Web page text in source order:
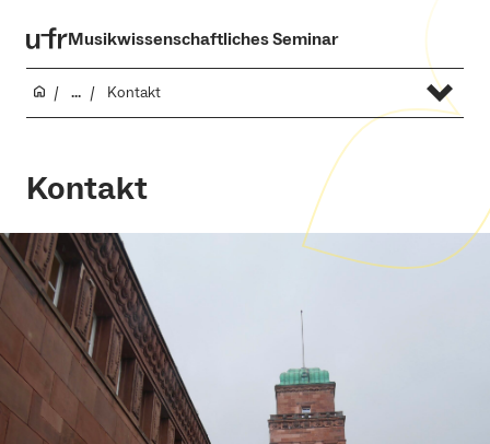
Musikwissenschaftliches Seminar
... Kontakt
Kontakt